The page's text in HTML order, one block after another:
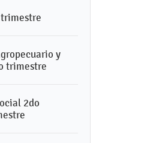
y
trimestre
2do